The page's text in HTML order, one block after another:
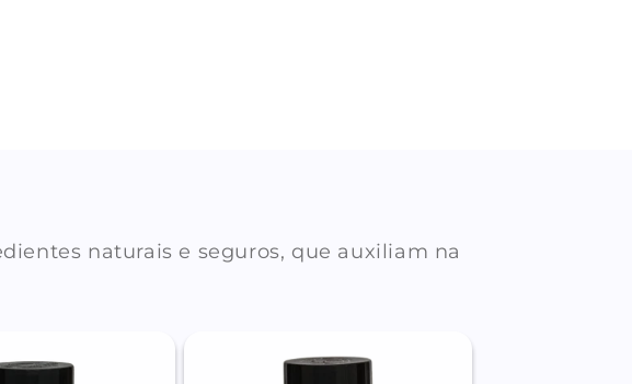
naturais e seguros, que auxiliam na